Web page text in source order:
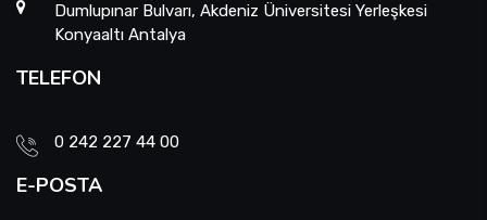
Dumlupınar Bulvarı, Akdeniz Üniversitesi Yerleşkesi
Konyaaltı Antalya
TELEFON
0 242 227 44 00
E-POSTA